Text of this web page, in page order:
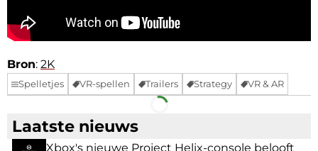
Bron: 2K
Spelletjes VR-spellen Trailers Strategy VR & AR
Facebook Telegram
Laatste nieuws
Xbox's nieuwe Project Helix-console belooft